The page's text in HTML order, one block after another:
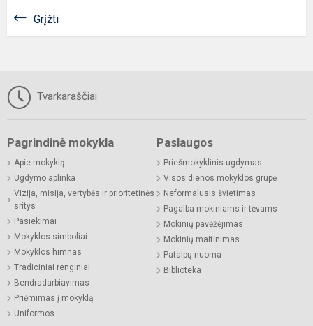
Grįžti
Tvarkaraščiai
Pagrindinė mokykla
Apie mokyklą
Ugdymo aplinka
Vizija, misija, vertybės ir prioritetinės
sritys
Pasiekimai
Mokyklos simboliai
Mokyklos himnas
Tradiciniai renginiai
Bendradarbiavimas
Priėmimas į mokyklą
Uniformos
Paslaugos
Priešmokyklinis ugdymas
Visos dienos mokyklos grupė
Neformalusis švietimas
Pagalba mokiniams ir tėvams
Mokinių pavėžėjimas
Mokinių maitinimas
Patalpų nuoma
Biblioteka